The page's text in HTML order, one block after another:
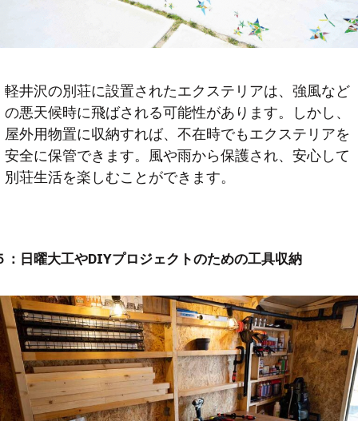
軽井沢の別荘に設置されたエクステリアは、強風など
の悪天候時に飛ばされる可能性があります。しかし、
屋外用物置に収納すれば、不在時でもエクステリアを
安全に保管できます。風や雨から保護され、安心して
別荘生活を楽しむことができます。
： 日曜大工やDIYプロジェクトのための工具収納